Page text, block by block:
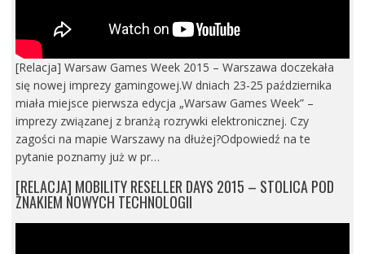
[Relacja] Warsaw Games Week 2015 – Warszawa doczekała
się nowej imprezy gamingowej.W dniach 23-25 października
miała miejsce pierwsza edycja „Warsaw Games Week” –
imprezy związanej z branżą rozrywki elektronicznej. Czy
zagości na mapie Warszawy na dłużej?Odpowiedź na te
pytanie poznamy już w pr…
[RELACJA] MOBILITY RESELLER DAYS 2015 – STOLICA POD
ZNAKIEM NOWYCH TECHNOLOGII